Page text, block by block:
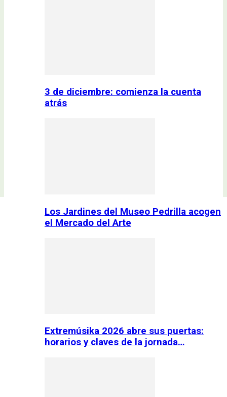
3 de diciembre: comienza la cuenta
atrás
Los Jardines del Museo Pedrilla acogen
el Mercado del Arte
Extremúsika 2026 abre sus puertas:
horarios y claves de la jornada…